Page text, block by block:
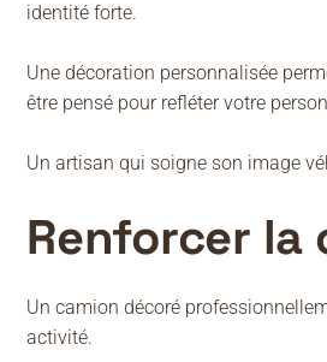
identité forte.
Une décoration personnalisée
être pensé pour refléter votre
Un artisan qui soigne son image
Renforcer
Un camion décoré
activité.